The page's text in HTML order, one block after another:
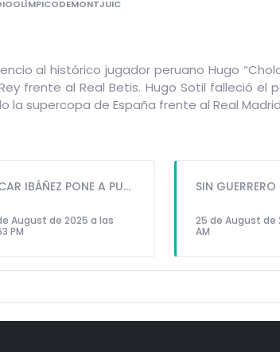
al histórico jugador peruano Hugo
frente al Real Betis. Hugo Sotil falleció el
supercopa de España frente al Real
ÓSCAR IBÁÑEZ PONE A PUNTO A LA SELECCIÓN PARA ENFRENTAR A URUGUAY Y PARAGUAY
August de 2025 a las
PM
25 de August de
AM